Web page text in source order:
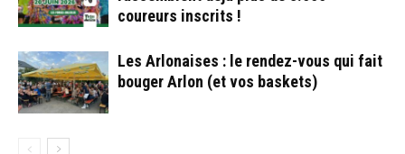
coureurs inscrits !
Les Arlonaises : le rendez-vous qui fait
bouger Arlon (et vos baskets)